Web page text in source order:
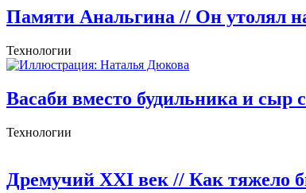
Памяти Анальгина // Он утолял
Технологии
Васаби вместо будильника и сыр
Технологии
Дремучий XXI век // Как тяжело